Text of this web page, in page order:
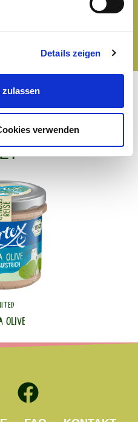
Details zeigen
verwenden
OLIVE